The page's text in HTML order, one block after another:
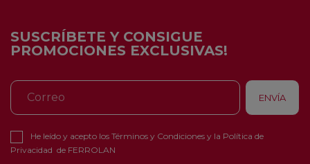
SUSCRÍBETE Y CONSIGUE
PROMOCIONES EXCLUSIVAS!
He leído y acepto los Términos y Condiciones y la Política de
Privacidad de FERROLAN